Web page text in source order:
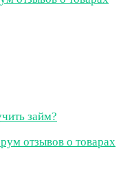
займ?
отзывов о товарах